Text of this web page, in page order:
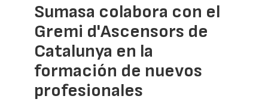
Sumasa colabora con el
Gremi d'Ascensors de
Catalunya en la
formación de nuevos
profesionales